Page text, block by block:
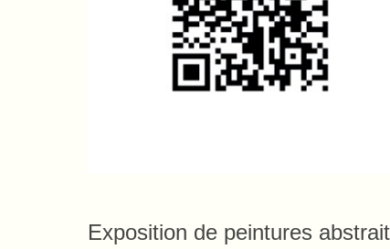
Exposition de peintures